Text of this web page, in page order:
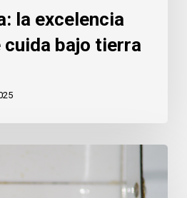
la excelencia
cuida bajo tierra